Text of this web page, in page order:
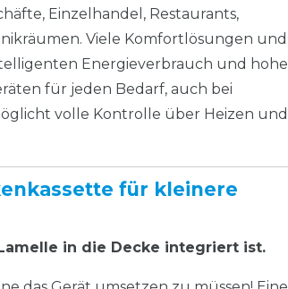
Einzelhandel, Restaurants,
Viele Komfortlösungen und
Energieverbrauch und hohe
für jeden Bedarf, auch bei
volle Kontrolle über Heizen und
für kleinere
in die Decke integriert ist.